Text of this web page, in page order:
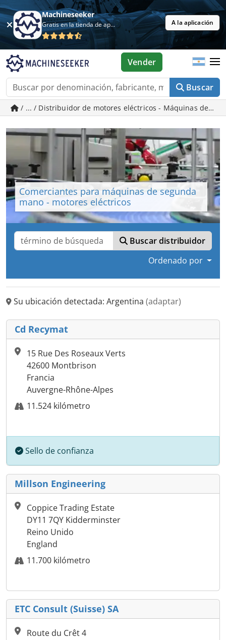
Machineseeker
Gratis en la tienda de aplicaciones A la aplicación
Buscar
Vender
/ ... / Distribuidor de motores eléctricos - Máquinas de
Comerciantes para máquinas de segunda
mano - motores eléctricos
Buscar distribuidor
Ordenado por
Su ubicación detectada: Argentina (adaptar)
Cd Recymat
15 Rue Des Roseaux Verts
42600 Montbrison
Francia
Auvergne-Rhône-Alpes
11.524 kilómetro
Sello de confianza
Millson Engineering
Coppice Trading Estate
DY11 7QY Kidderminster
Reino Unido
England
11.700 kilómetro
ETC Consult (Suisse) SA
Route du Crêt 4